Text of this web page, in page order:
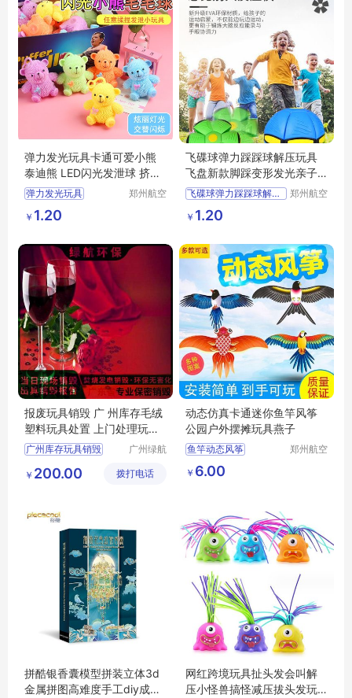
弹力发光玩具卡通可爱小熊
泰迪熊 LED闪光发泄球 挤压
玩具
弹力发光玩具
卡通可爱小熊泰迪熊
LED闪光发泄球
郑州航空
￥ 1.20
飞碟球弹力踩踩球解压玩具
飞盘新款脚踩变形发光亲子
互动玩具地摊
飞碟球弹力踩踩球解压玩具
郑州航空
￥ 1.20
报废玩具销毁 广 州库存毛绒
塑料玩具处置 上门处理玩具
资料化妆品
广州库存玩具销毁
广州绿航
有限公司
￥ 200.00 拨打电话
动态仿真卡通迷你鱼竿风筝
公园户外摆摊玩具燕子
鱼竿动态风筝
户外摆摊玩具
郑州航空
￥ 6.00
拼酷银香囊模型拼装立体3d
金属拼图高难度手工diy成人
网红跨境玩具扯头发会叫解
压小怪兽搞怪减压拔头发玩